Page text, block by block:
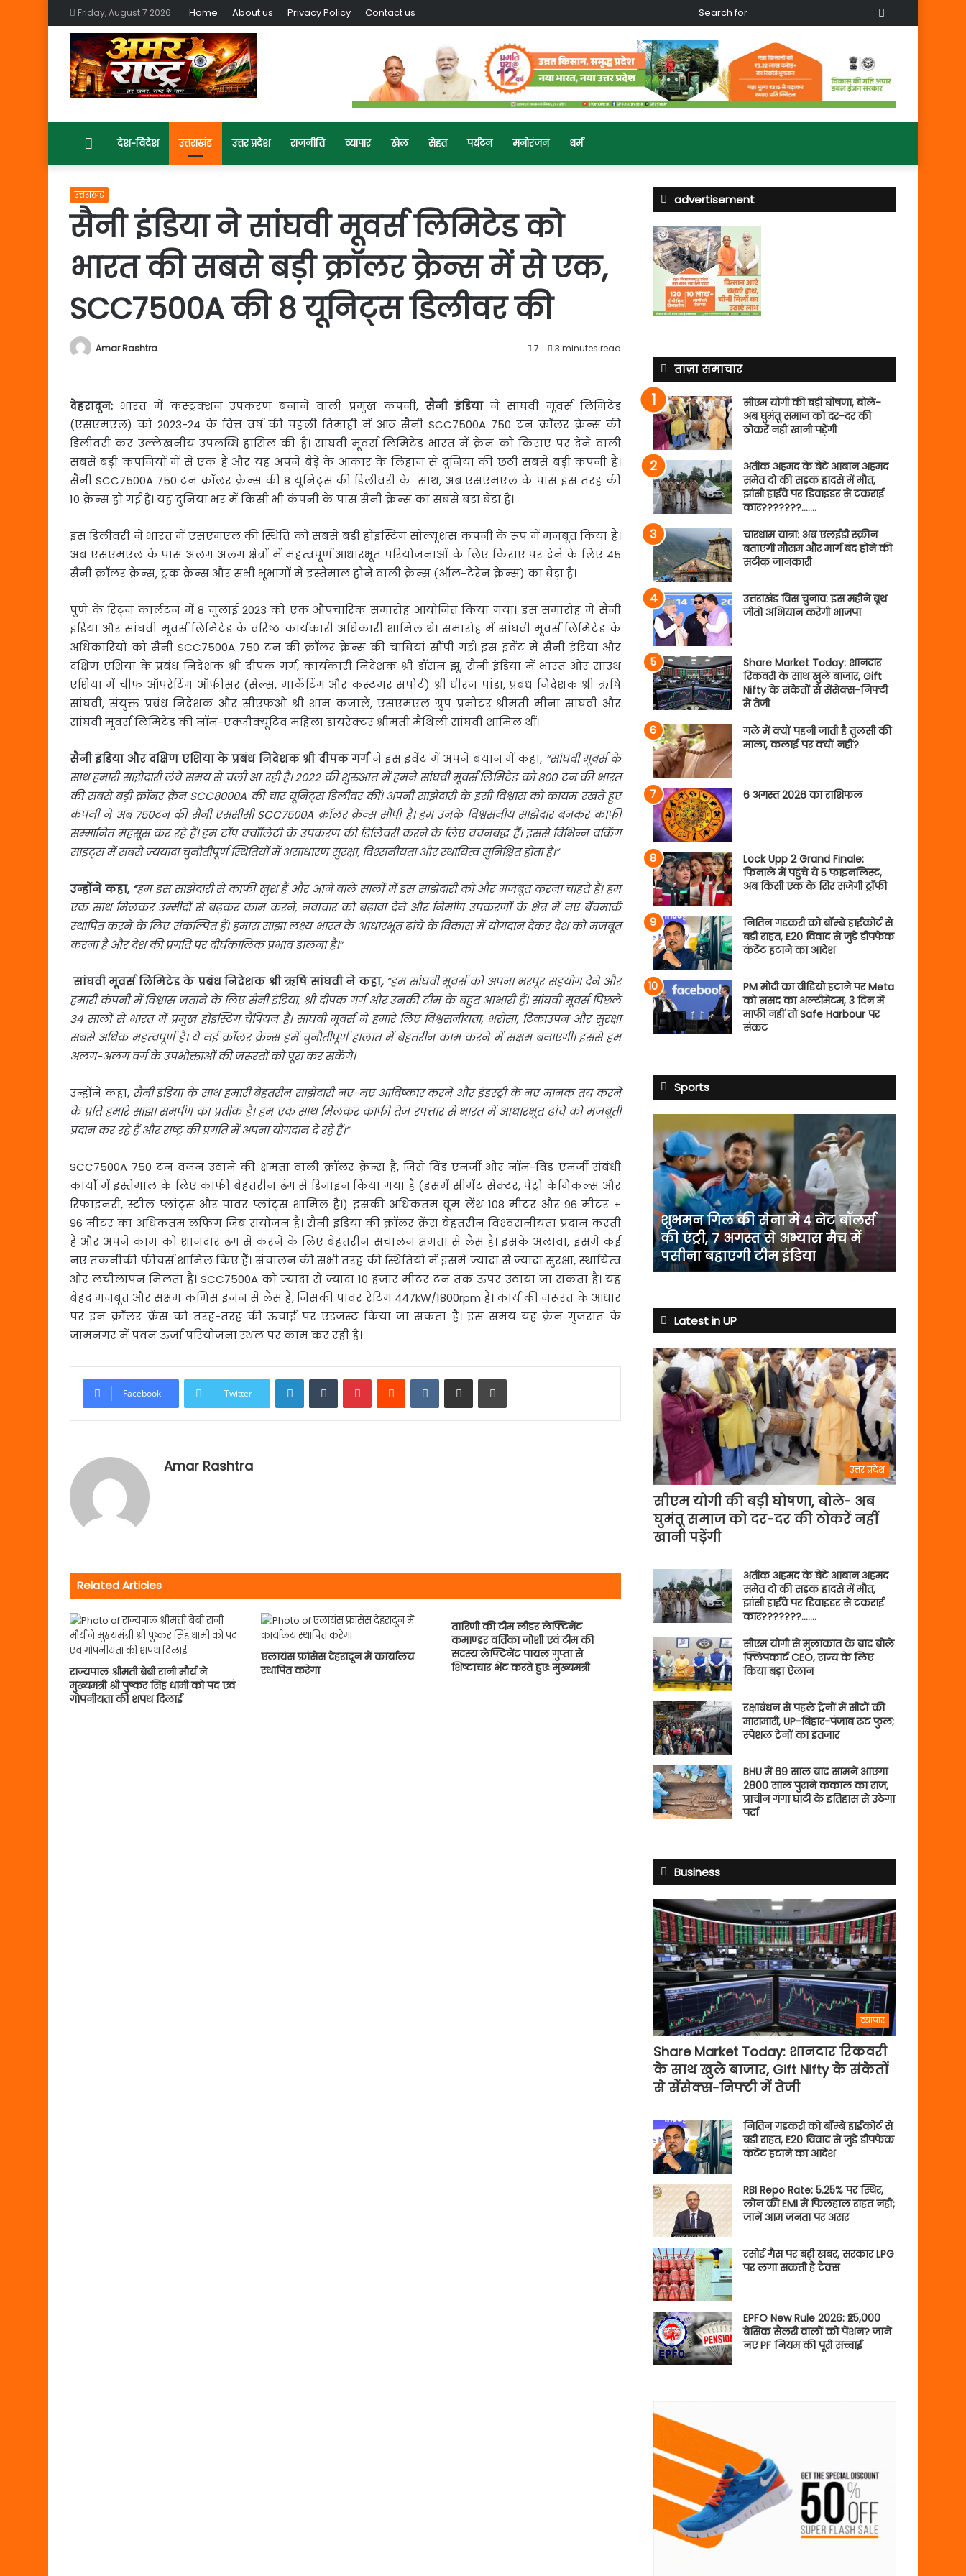
Friday, August 7 2026 Home About us Privacy Policy Contact us
Search
Homeदेश-विदेश उत्तराखंड उत्तर प्रदेश राजनीति व्यापार खेल सेहत पर्यटन मनोरंजन धर्म
उत्तराखंड
सैनी इंडिया ने सांघवी मूवर्स लिमिटेड को
भारत की सबसे बड़ी क्रॉलर क्रेन्स में से एक,
SCC7500A की 8 यूनिट्स डिलीवर की
Amar Rashtra 7 3 minutes read
देहरादून: भारत में कंस्‍ट्रक्‍शन उपकरण बनाने वाली प्रमुख कंपनी, सैनी इंडियाने सांघवी मूवर्स लिमिटेड
(एसएमएल) को 2023-24 के वित्त वर्ष की पहली तिमाही में आठ सैनी SCC7500A 750 टन क्रॉलर क्रेन्स की
डिलीवरी कर उल्लेखनीय उपलब्धि हासिल की है। सांघवी मूवर्स लिमिटेड भारत में क्रेन को किराए पर देने वाली
सबसे बड़ी कंपनियों में से एक है और यह अपने बेड़े के आकार के लिहाज से दुनिया की छठी सबसे बड़ी कंपनी है।
सैनी SCC7500A 750 टन क्रॉलर क्रेन्स की 8 यूनिट्स की डिलीवरी के साथ, अब एसएमएल के पास इस तरह की
10 क्रेन्स हो गई हैं। यह दुनिया भर में किसी भी कंपनी के पास सैनी क्रेन्स का सबसे बड़ा बेड़ा है।
इस डिलीवरी ने भारत में एसएमएल की स्थिति को सबसे बड़ी होइस्टिंग सोल्यूशंस कंपनी के रूप में मजबूत किया है।
अब एसएमएल के पास अलग अलग क्षेत्रों में महत्वपूर्ण आधारभूत परियोजनाओं के लिए किराए पर देने के लिए 45
सैनी क्रॉलर क्रेन्स, ट्रक क्रेन्स और सभी भूभागों में इस्तेमाल होने वाली क्रेन्स (ऑल-टेरेन क्रेन्‍स) का बेड़ा है।
पुणे के रिट्ज कार्लटन में 8 जुलाई 2023 को एक औपचारिक समारोह आयोजित किया गया। इस समारोह में सैनी
इंडिया और सांघवी मूवर्स लिमिटेड के वरिष्ठ कार्यकारी अधिकारी शामिल थे। समारोह में सांघवी मूवर्स लिमिटेड के
अधिकारियों को सैनी SCC7500A 750 टन की क्रॉलर क्रेन्स की चाबियां सौंपी गई। इस इवेंट में सैनी इंडिया और
दक्षिण एशिया के प्रबंध निदेशक श्री दीपक गर्ग, कार्यकारी निदेशक श्री डॉसन झू, सैनी इंडिया में भारत और साउथ
एशिया में चीफ ऑपरेटिंग ऑफीसर (सेल्स, मार्केटिंग और कस्टमर सपोर्ट) श्री धीरज पांडा, प्रबंध निदेशक श्री ऋषि
सांघवी, संयुक्त प्रबंध निदेशक और सीएफओ श्री शाम कजाले, एसएमएल ग्रुप प्रमोटर श्रीमती मीना सांघवी और
सांघवी मूवर्स लिमिटेड की नॉन-एक्‍जीक्‍यूटिव महिला डायरेक्‍टर श्रीमती मैथिली सांघवी शामिल थीं।
सैनी इंडिया और दक्षिण एशिया के प्रबंध निदेशक श्री दीपक गर्गने इस इवेंट में अपने बयान में कहा, “सांघवी मूवर्स के
साथ हमारी साझेदारी लंबे समय से चली आ रही है। 2022 की शुरुआत में हमने सांघवी मूवर्स लिमिटेड को 800 टन की भारत
की सबसे बड़ी क्रॉनर क्रेनSCC8000A की चार यूनिट्स डिलीवर कीं। अपनी साझेदारी के इसी विश्वास को कायम रखते हुए
कंपनी ने अब 750टन की सैनी एससीसीSCC7500A क्रॉलर क्रेन्स सौंपी है। हम उनके विश्वसनीय साझेदार बनकर काफी
सम्मानित महसूस कर रहे हैं। हम टॉप क्वॉलिटी के उपकरण की डिलिवरी करने के लिए वचनबद्ध हैं। इससे विभिन्न वर्किंग
साइट्स में सबसे ज्ययादा चुनौतीपूर्ण स्थितियों में असाधारण सुरक्षा, विश्सनीयता और स्थायित्व सुनिश्चित होता है।”
उन्होंने कहा, “हम इस साझेदारी से काफी खुश हैं और आने वाले सालों में इस साझेदारी को और मजबूत करना चाहते हैं। हम
एक साथ मिलकर उम्मीदों से बढ़कर काम करने,नवाचार को बढ़ावा देने और निर्माण उपकरणों के क्षेत्र में नए बेंचमार्क
स्‍थापित करने के लिए संकल्पित हैं। हमारा साझा लक्ष्य भारत के आधारभूत ढांचे के विकास में योगदान देकर देश को मजबूत
करना है और देश की प्रगति पर दीर्घकालिक प्रभाव डालना है।”
सांघवी मूवर्स लिमिटेड के प्रबंध निदेशक श्री ऋषि सांघवी ने कहा, “हम सांघवी मूवर्स को अपना भरपूर सहयोग देने और
हमारी कंपनी में विश्वास जताने के लिए सैनी इंडिया, श्री दीपक गर्ग और उनकी टीम के बहुत आभारी हैं। सांघवी मूवर्स पिछले
34 सालों से भारत में प्रमुख होइस्टिंग चैंपियन है। सांघवी मूवर्स में हमारे लिए विश्वसनीयता, भरोसा, टिकाउपन और सुरक्षा
सबसे अधिक महत्‍वपूर्ण है। ये नई क्रॉलर क्रेन्स हमें चुनौतीपूर्ण हालात में बेहतरीन काम करने में सक्षम बनाएगी। इससे हम
अलग-अलग वर्ग के उपभोक्ताओं की जरूरतों को पूरा कर सकेंगे।
उन्होंने कहा,सैनी इंडिया के साथ हमारी बेहतरीन साझेदारी नए-नए आविष्कार करने और इंडस्ट्री के नए मानक तय करने
के प्रति हमारे साझा समर्पण का प्रतीक है। हम एक साथ मिलकर काफी तेज रफ्तार से भारत में आधारभूत ढांचे को मजबूती
प्रदान कर रहे हैं और राष्ट्र की प्रगति में अपना योगदान दे रहे हैं।“
SCC7500A 750 टन वजन उठाने की क्षमता वाली क्रॉलर क्रेन्स है, जिसे विंड एनर्जी और नॉन-विंड एनर्जी संबंधी
कार्यों में इस्तेमाल के लिए काफी बेहतरीन ढंग से डिजाइन किया गया है (इसमें सीमेंट सेक्टर, पेट्रो केमिकल्स और
रिफाइनरी, स्टील प्लांट्स और पावर प्लांट्स शामिल हैं।) इसकी अधिकतम बूम लेंथ 108 मीटर और 96 मीटर +
96 मीटर का अधिकतम लफिंग जिब संयोजन है। सैनी इंडिया की क्रॉलर क्रेंस बेहतरीन विश्‍वसनीयता प्रदान करती
है और अपने काम को शानदार ढंग से करने के लिए बेहतरीन संचालन क्षमता से लैस है। इसके अलावा, इसमें कई
नए तकनीकी फीचर्स शामिल किए हैं। संचालन की सभी तरह की स्थितियों में इसमें ज्यादा से ज्यादा सुरक्षा, स्थायित्व
और लचीलापन मिलता है। SCC7500A को ज्यादा से ज्यादा 10 हजार मीटर टन तक ऊपर उठाया जा सकता है। यह
बेहद मजबूत और सक्षम कमिंस इंजन से लैस है, जिसकी पावर रेटिंग 447kW/1800rpm है। कार्य की जरूरत के आधार
पर इन क्रॉलर क्रेंस को तरह-तरह की ऊंचाई पर एडजस्ट किया जा सकता है। इस समय यह क्रेन गुजरात के
जामनगर में पवन ऊर्जा परियोजना स्थल पर काम कर रही है।
Facebook Twitter
LinkedInTumblrPinterestReddit VKontakte
Share via Email Print
Amar Rashtra
Related Articles
राज्यपाल श्रीमती बेबी रानी मौर्य ने
मुख्यमंत्री श्री पुष्कर सिंह धामी को पद एवं
गोपनीयता की शपथ दिलाई
एलायंस फ्रांसेस देहरादून में कार्यालय
स्थापित करेगा
तारिणी की टीम लीडर लेफ्टिनेंट
कमाण्डर वर्तिका जोशी एवं टीम की
सदस्य लेफ्टिनेंट पायल गुप्ता से
शिष्टाचार भेंट करते हुएः मुख्यमंत्री
advertisement
ताज़ा समाचार
सीएम योगी की बड़ी घोषणा, बोले-
अब घुमंतू समाज को दर-दर की
ठोकरें नहीं खानी पड़ेंगी
अतीक अहमद के बेटे आबान अहमद
समेत दो की सड़क हादसे में मौत,
झांसी हाईवे पर डिवाइडर से टकराई
कार???????…….
चारधाम यात्रा: अब एलईडी स्क्रीन
बताएगी मौसम और मार्ग बंद होने की
सटीक जानकारी
उत्तराखंड विस चुनाव: इस महीने बूथ
जीतो अभियान करेगी भाजपा
Share Market Today: शानदार
रिकवरी के साथ खुले बाजार, Gift
Nifty के संकेतों से सेंसेक्स-निफ्टी
में तेजी
गले में क्यों पहनी जाती है तुलसी की
माला, कलाई पर क्यों नहीं?
6 अगस्त 2026 का राशिफल
Lock Upp 2 Grand Finale:
फिनाले में पहुंचे ये 5 फाइनलिस्ट,
अब किसी एक के सिर सजेगी ट्रॉफी
नितिन गडकरी को बॉम्बे हाईकोर्ट से
बड़ी राहत, E20 विवाद से जुड़े डीपफेक
कंटेंट हटाने का आदेश
PM मोदी का वीडियो हटाने पर Meta
को संसद का अल्टीमेटम, 3 दिन में
माफी नहीं तो Safe Harbour पर
संकट
Sports
गिल
की
सेना
4
नेट
बॉलर्स
की
एंट्री,
7
अभ्यास
मैच
में
पसीना
बहाएगी
टीम
इंडिया
शुभमन गिल की सेना में 4 नेट बॉलर्स
की एंट्री, 7 अगस्त से अभ्यास मैच में
पसीना बहाएगी टीम इंडिया
Latest in UP
उत्तर प्रदेश
सीएम योगी की बड़ी घोषणा, बोले- अब
घुमंतू समाज को दर-दर की ठोकरें नहीं
खानी पड़ेंगी
अतीक अहमद के बेटे आबान अहमद
समेत दो की सड़क हादसे में मौत,
झांसी हाईवे पर डिवाइडर से टकराई
कार???????…….
सीएम योगी से मुलाकात के बाद बोले
फ्लिपकार्ट CEO, राज्य के लिए
किया बड़ा ऐलान
रक्षाबंधन से पहले ट्रेनों में सीटों की
मारामारी, UP-बिहार-पंजाब रूट फुल;
स्पेशल ट्रेनों का इंतजार
BHU में 69 साल बाद सामने आएगा
2800 साल पुराने कंकाल का राज,
प्राचीन गंगा घाटी के इतिहास से उठेगा
पर्दा
Business
व्यापार
Share Market Today: शानदार रिकवरी
के साथ खुले बाजार, Gift Nifty के संकेतों
से सेंसेक्स-निफ्टी में तेजी
नितिन गडकरी को बॉम्बे हाईकोर्ट से
बड़ी राहत, E20 विवाद से जुड़े डीपफेक
कंटेंट हटाने का आदेश
RBI Repo Rate: 5.25% पर स्थिर,
लोन की EMI में फिलहाल राहत नहीं;
जानें आम जनता पर असर
रसोई गैस पर बड़ी खबर, सरकार LPG
पर लगा सकती है टैक्स
EPFO New Rule 2026: ₹25,000
बेसिक सैलरी वालों को पेंशन? जानें
नए PF नियम की पूरी सच्चाई